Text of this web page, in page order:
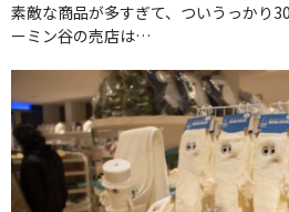
素敵な商品が多すぎて、ついうっかり
ーミン谷の売店は…